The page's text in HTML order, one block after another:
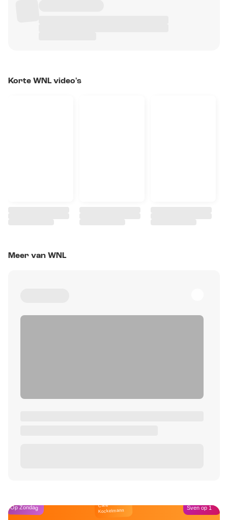
Korte WNL video's
Meer van WNL
Op Zondag Café
Kockelmann Sven op 1